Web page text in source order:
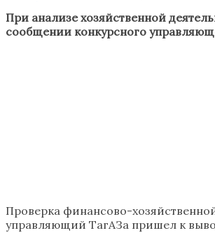
При анализе хозяйственной
сообщении конкурсного
Проверка финансово-
управляющий ТагАЗа пришел к